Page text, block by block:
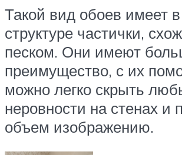
Такой вид обоев имеет
структуре частички,
песком. Они имеют
преимущество, с их
можно легко скрыть
неровности на стенах и
объем изображению.